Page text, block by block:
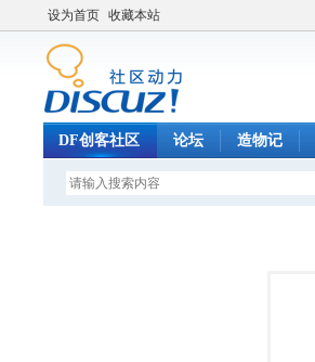
设为首页 收藏本站
DF创客社区 论坛 造物记